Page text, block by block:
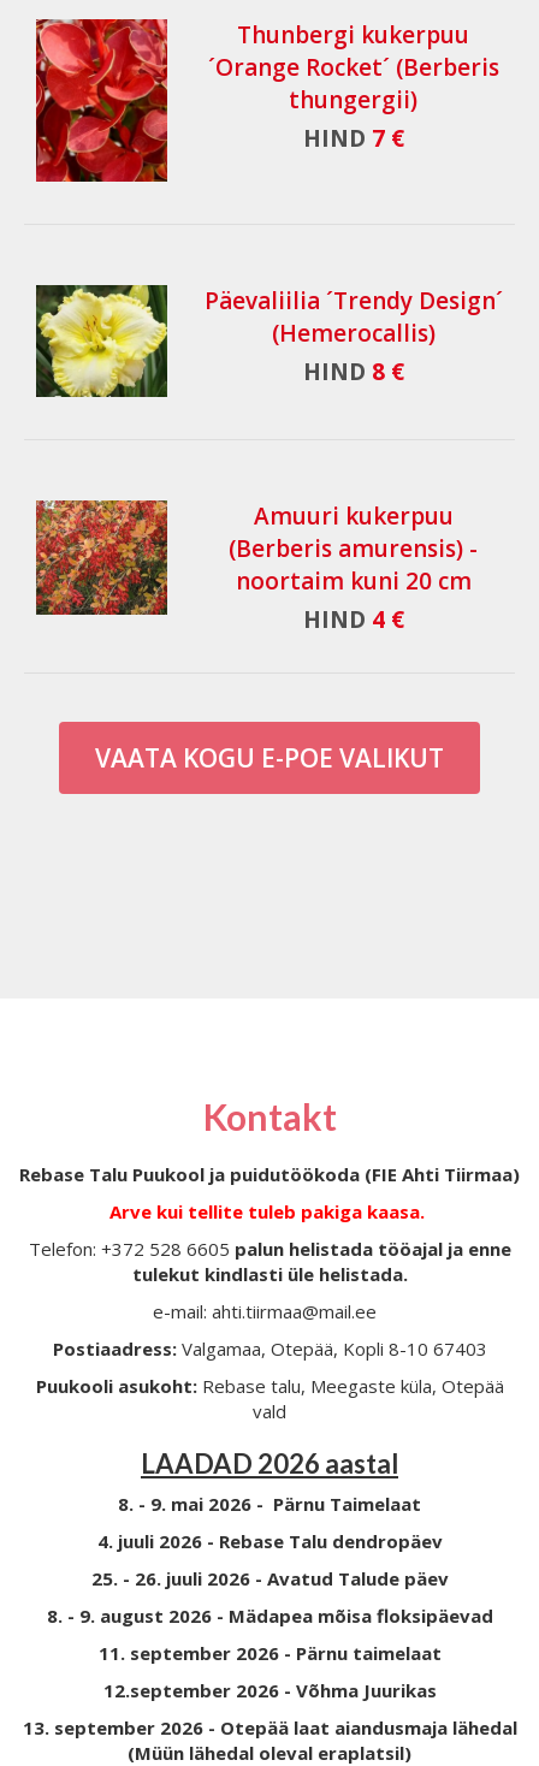
Thunbergi kukerpuu
´Orange Rocket´ (Berberis
thungergii)
HIND 7 €
Päevaliilia ´Trendy Design´
(Hemerocallis)
HIND 8 €
Amuuri kukerpuu
(Berberis amurensis) -
noortaim kuni 20 cm
HIND 4 €
VAATA KOGU E-POE VALIKUT
Kontakt
Rebase Talu Puukool ja puidutöökoda (FIE Ahti Tiirmaa)
Arve kui tellite tuleb pakiga kaasa.
Telefon: +372 528 6605 palun helistada tööajal ja enne
tulekut kindlasti üle helistada.
e-mail: ahti.tiirmaa@mail.ee
Postiaadress: Valgamaa, Otepää, Kopli 8-10 67403
Puukooli asukoht: Rebase talu, Meegaste küla, Otepää
vald
LAADAD 2026 aastal
8. - 9. mai 2026 - Pärnu Taimelaat
4. juuli 2026 - Rebase Talu dendropäev
25. - 26. juuli 2026 - Avatud Talude päev
8. - 9. august 2026 - Mädapea mõisa floksipäevad
11. september 2026 - Pärnu taimelaat
12.september 2026 - Võhma Juurikas
13. september 2026 - Otepää laat aiandusmaja lähedal
(Müün lähedal oleval eraplatsil)